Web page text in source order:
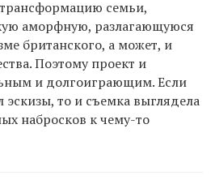
семьи,
аморфную, разлагающуюся
британского, а может, и
Поэтому проект и
и долгоиграющим. Если
то и съемка выглядела
набросков к чему-то